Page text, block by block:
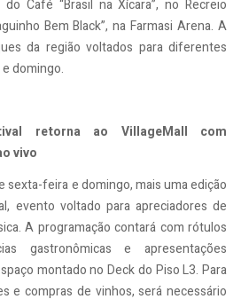
Café “Brasil na Xícara”, no Recreio
Bem Black”, na Farmasi Arena. A
da região voltados para diferentes
domingo.
retorna ao VillageMall com
vivo
sexta-feira e domingo, mais uma edição
evento voltado para apreciadores de
A programação contará com rótulos
gastronômicas e apresentações
montado no Deck do Piso L3. Para
e compras de vinhos, será necessário